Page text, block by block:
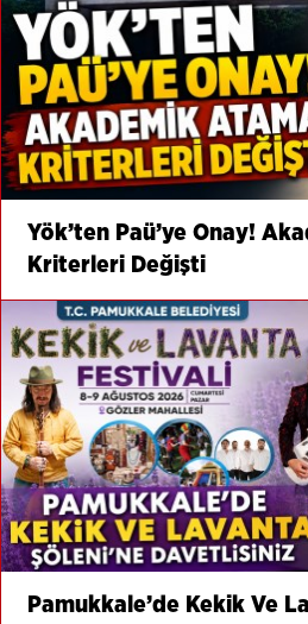
Yök’ten Paü’ye Onay!
Kriterleri Değişti
Pamukkale’de Kekik Ve